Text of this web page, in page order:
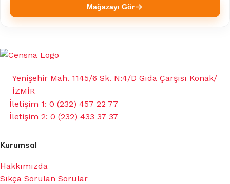
Mağazayı Gör
Yenişehir Mah. 1145/6 Sk. N:4/D Gıda Çarşısı Konak/
İZMİR
İletişim 1: 0 (232) 457 22 77
İletişim 2: 0 (232) 433 37 37
Kurumsal
Hakkımızda
Sıkça Sorulan Sorular